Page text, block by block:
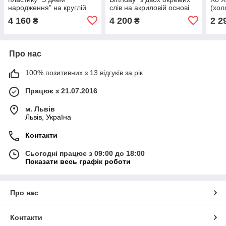
народження" на круглій
акриловій основі Manific
Decor
4 160 ₴
слів на акриловій основі
4 200₴ 2
Про нас
100% позитивних з 13 відгуків за рік
Працює з 21.07.2016
м. Львів
Львів, Україна
Контакти
Сьогодні працює з 09:00 до 18:00
Показати весь графік роботи
Про нас
Контакти